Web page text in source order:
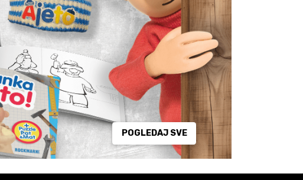
POGLEDAJ SVE